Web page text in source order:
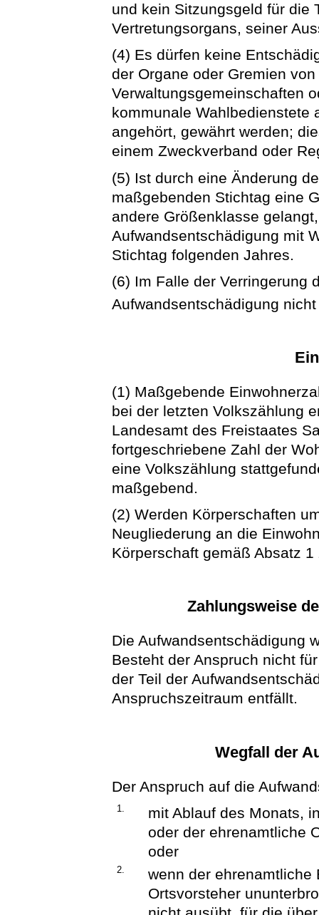
und kein Sitzungsgeld für die
Vertretungsorgans, seiner
(4) Es dürfen keine
der Organe oder Gremien
Verwaltungsgemeinschaften
kommunale Wahlbedienstete
angehört, gewährt werden;
einem Zweckverband oder
(5) Ist durch eine Änderung
maßgebenden Stichtag eine
andere Größenklasse
Aufwandsentschädigung mit
Stichtag folgenden Jahres.
(6) Im Falle der Verringerung
Aufwandsentschädigung
(1) Maßgebende
bei der letzten Volkszählung
Landesamt des Freistaates
fortgeschriebene Zahl der
eine Volkszählung
maßgebend.
(2) Werden Körperschaften
Neugliederung an die
Körperschaft gemäß Absatz
Zahlungsweise
Die Aufwandsentschädigung
Besteht der Anspruch nicht
der Teil der
Anspruchszeitraum entfällt.
Wegfall der
Der Anspruch auf die
1.
mit Ablauf des Monats,
oder der ehrenamtliche
oder
2.
wenn der ehrenamtliche
Ortsvorsteher